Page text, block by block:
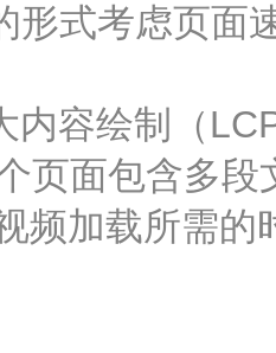
形式考虑页面
容绘制（
页面包含多
频加载所需